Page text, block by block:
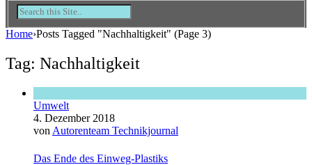
Home›Posts Tagged "Nachhaltigkeit" (Page 3)
Tag: Nachhaltigkeit
Umwelt
4. Dezember 2018
von Autorenteam Technikjournal
Das Ende des Einweg-Plastiks